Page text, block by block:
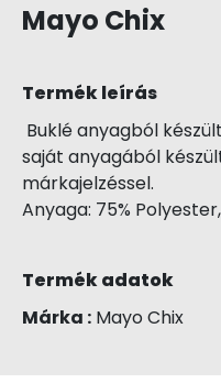
Mayo Chix
Termék leírás
Buklé anyagból
saját anyagából
márkajelzéssel.
Anyaga: 75%
Termék adatok
Márka : Mayo Chix